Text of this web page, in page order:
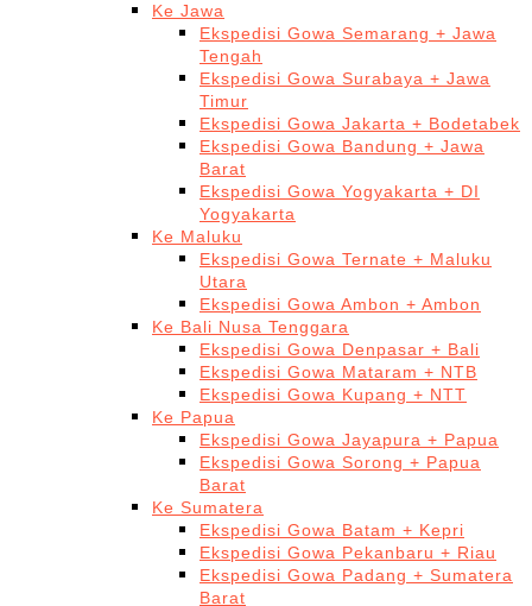
Ke Jawa
Ekspedisi Gowa Semarang + Jawa
Tengah
Ekspedisi Gowa Surabaya + Jawa
Timur
Ekspedisi Gowa Jakarta + Bodetabek
Ekspedisi Gowa Bandung + Jawa
Barat
Ekspedisi Gowa Yogyakarta + DI
Yogyakarta
Ke Maluku
Ekspedisi Gowa Ternate + Maluku
Utara
Ekspedisi Gowa Ambon + Ambon
Ke Bali Nusa Tenggara
Ekspedisi Gowa Denpasar + Bali
Ekspedisi Gowa Mataram + NTB
Ekspedisi Gowa Kupang + NTT
Ke Papua
Ekspedisi Gowa Jayapura + Papua
Ekspedisi Gowa Sorong + Papua
Barat
Ke Sumatera
Ekspedisi Gowa Batam + Kepri
Ekspedisi Gowa Pekanbaru + Riau
Ekspedisi Gowa Padang + Sumatera
Barat